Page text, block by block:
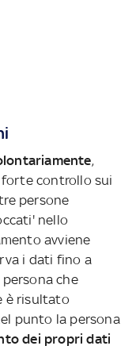
,
controllo sui
persone
nello
avviene
i dati fino a
che
è risultato
punto la persona
dei propri dati